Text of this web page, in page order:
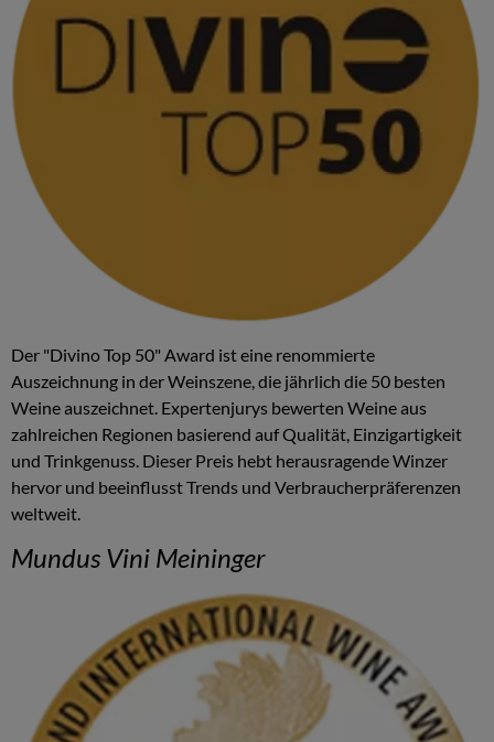
Der "Divino Top 50" Award ist eine renommierte
Auszeichnung in der Weinszene, die jährlich die 50 besten
Weine auszeichnet. Expertenjurys bewerten Weine aus
zahlreichen Regionen basierend auf Qualität, Einzigartigkeit
und Trinkgenuss. Dieser Preis hebt herausragende Winzer
hervor und beeinflusst Trends und Verbraucherpräferenzen
weltweit.
Mundus Vini Meininger